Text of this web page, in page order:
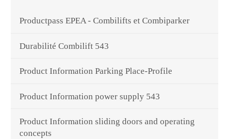
Productpass EPEA - Combilifts et Combiparker
Durabilité Combilift 543
Product Information Parking Place-Profile
Product Information power supply 543
Product Information sliding doors and operating
concepts